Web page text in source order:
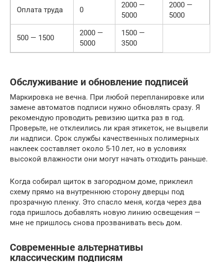
Оплата труда 0
2000 —
5000
2000 —
5000
500 — 1500
2000 —
5000
1500 —
3500
Обслуживание и обновление подписей
Маркировка не вечна. При любой перепланировке или
замене автоматов подписи нужно обновлять сразу. Я
рекомендую проводить ревизию щитка раз в год.
Проверьте, не отклеились ли края этикеток, не выцвели
ли надписи. Срок службы качественных полимерных
наклеек составляет около 5-10 лет, но в условиях
высокой влажности они могут начать отходить раньше.
Когда собирал щиток в загородном доме, приклеил
схему прямо на внутреннюю сторону дверцы под
прозрачную пленку. Это спасло меня, когда через два
года пришлось добавлять новую линию освещения —
мне не пришлось снова прозванивать весь дом.
Современные альтернативы
классическим подписям